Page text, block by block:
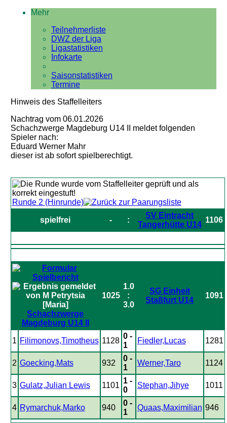
Mehr
Teilnehmerliste
DWZ der Liga
Ligastatistiken
Infokarte
Saisonstatistiken
Termine
Hinweis des Staffelleiters
Nachtrag vom 06.01.2026
Schachzwerge Magdeburg U14 II meldet folgenden
Spieler nach:
Eduard Werner Mahr
dieser ist ab sofort spielberechtigt.
Runde 2 (Hinrunde)
spielfrei - :
SV Eintracht
Tangerhütte U14
1106
Schachzwerge
Magdeburg U14 II
1025
1.0
:
3.0
SG Einheit
Staßfurt U14
1091
1 Filimonovs,Timotheus 1128
0 -
1
Fiedler,Lucas 1281
2 Goecking,Mats 932
0 -
1
Werner,Taro 1124
3 Gulatz,Julian Lewis 1101
1 -
0
Stephan,Jihye 1011
4 Rymarchuk,Marko 940
0 -
1
Quaas,Maximilian 946